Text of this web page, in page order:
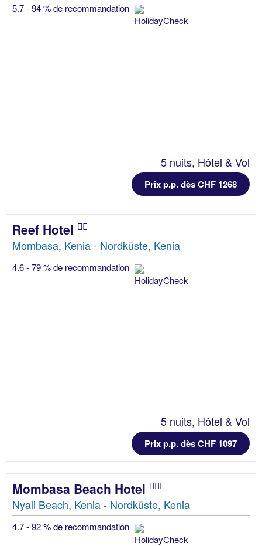
5.7 - 94 % de recommandation
5 nuits, Hôtel & Vol
Prix p.p. dès CHF 1268
Reef Hotel
Mombasa, Kenia - Nordküste, Kenia
4.6 - 79 % de recommandation
5 nuits, Hôtel & Vol
Prix p.p. dès CHF 1097
Mombasa Beach Hotel
Nyali Beach, Kenia - Nordküste, Kenia
4.7 - 92 % de recommandation